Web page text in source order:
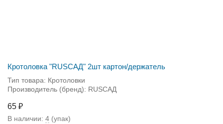
Кротоловка "RUSСАД" 2шт картон/держатель
Тип товара: Кротоловки
Производитель (бренд): RUSСАД
65 ₽
В наличии: 4 (упак)